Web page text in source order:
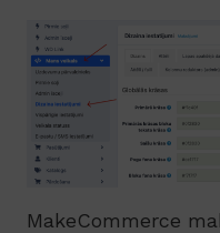
MakeCommerce